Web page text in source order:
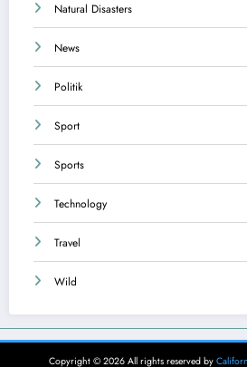
Natural Disasters
News
Politik
Sport
Sports
Technology
Travel
Wild
Copyright © 2026 All rights reserved by